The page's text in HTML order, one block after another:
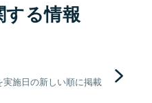
する情報
施日の新しい順に掲載